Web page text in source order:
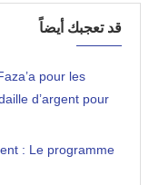
قد تعجبك أيضاً
pour les
d’argent pour
: Le programme